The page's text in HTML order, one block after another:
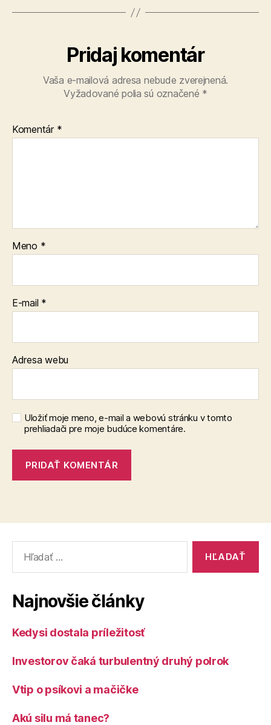
Pridaj komentár
Vaša e-mailová adresa nebude zverejnená.
Vyžadované polia sú označené *
Komentár *
Meno *
E-mail *
Adresa webu
Uložiť moje meno, e-mail a webovú stránku v tomto
prehliadači pre moje budúce komentáre.
Najnovšie články
Kedysi dostala príležitosť
Investorov čaká turbulentný druhý polrok
Vtip o psíkovi a mačičke
Akú silu má tanec?